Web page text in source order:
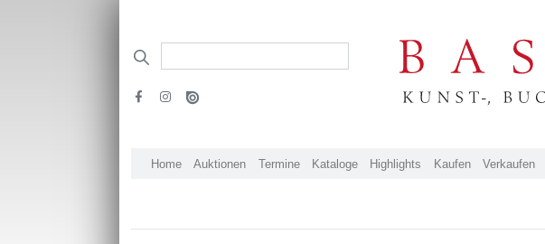
Home Auktionen Termine Kataloge Highlights Kaufen Verkaufen